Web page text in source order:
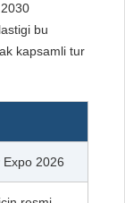
bu
kapsamli tur
2026